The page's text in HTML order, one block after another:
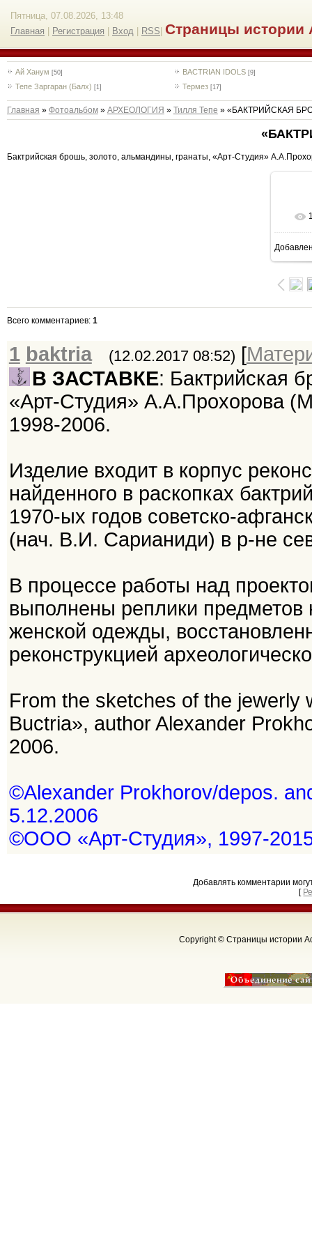
Пятница, 07.08.2026, 13:48
Главная
Регистрация Вход RSS Страницы истории
Ай Ханум [50] BACTRIAN IDOLS [9]
Тепе Заргаран (Балх) [1] Термез [17]
Главная » Фотоальбом» АРХЕОЛОГИЯ » Тилля Тепе » «БАКТРИЙСКАЯ
Бактрийская брошь, золото, альмандины, гранаты, «Арт-Студия»
Всего комментариев: 1
1 baktria (12.02.2017 08:52) [
В ЗАСТАВКЕ: Бактрийская
«Арт-Студия» А.А.Прохорова
1998-2006.
Изделие входит в корпус
найденного в раскопках
1970-ых годов советско-
(нач. В.И. Сарианиди) в р-не
В процессе работы над
выполнены реплики предметов
женской одежды,
реконструкцией
From the sketches of the jewerly
Buctria», author Alexander
2006.
©Alexander Prokhorov/depos.
5.12.2006
©ООО «Арт-Студия», 1997-
Добавлять комментарии
[
Copyright © Страницы истории